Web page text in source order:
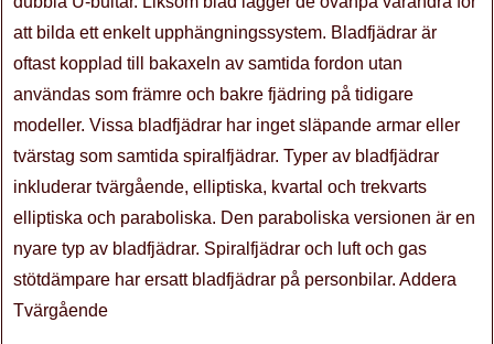
att bilda ett enkelt upphängningssystem. Bladfjädrar är
oftast kopplad till bakaxeln av samtida fordon utan
användas som främre och bakre fjädring på tidigare
modeller. Vissa bladfjädrar har inget släpande armar eller
tvärstag som samtida spiralfjädrar. Typer av bladfjädrar
inkluderar tvärgående, elliptiska, kvartal och trekvarts
elliptiska och paraboliska. Den paraboliska versionen är en
nyare typ av bladfjädrar. Spiralfjädrar och luft och gas
stötdämpare har ersatt bladfjädrar på personbilar. Addera
Tvärgående